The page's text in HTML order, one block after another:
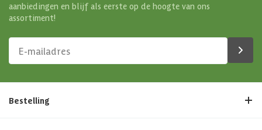
aanbiedingen en blijf als eerste op de hoogte van ons
assortiment!
Bestelling